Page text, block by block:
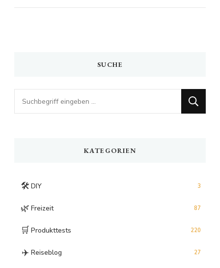
SUCHE
Looking
for
KATEGORIEN
🛠️ DIY 3
🌿 Freizeit 87
🛒 Produkttests 220
✈️ Reiseblog 27